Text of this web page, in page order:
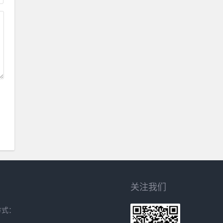
：
关注我们